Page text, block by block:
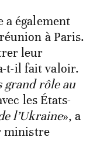
a également
à Paris.
leur
t-il fait valoir.
rôle au
les États-
l’Ukraine», a
ministre